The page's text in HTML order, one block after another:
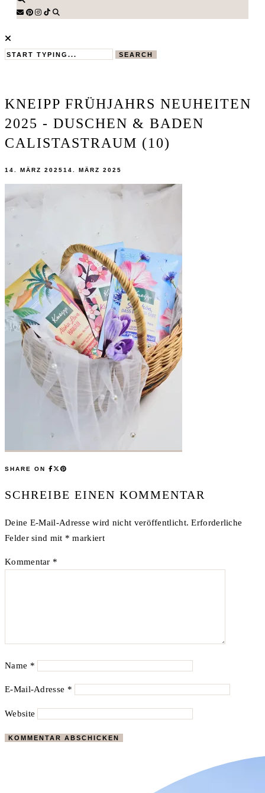
SEARCH
KNEIPP FRÜHJAHRS NEUHEITEN
2025 - DUSCHEN & BADEN
CALISTASTRAUM (10)
14. MÄRZ 202514. MÄRZ 2025
SHARE ON
SCHREIBE EINEN KOMMENTAR
Deine E-Mail-Adresse wird nicht veröffentlicht. Erforderliche
Felder sind mit * markiert
Kommentar *
Name *
E-Mail-Adresse *
Website